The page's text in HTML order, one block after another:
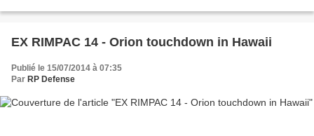
EX RIMPAC 14 - Orion touchdown in Hawaii
Publié le 15/07/2014 à 07:35
Par RP Defense